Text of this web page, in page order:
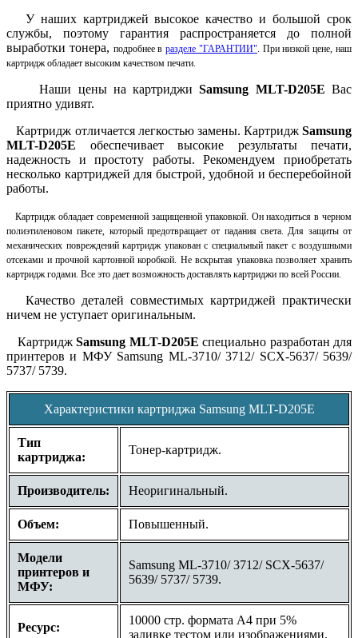
У наших картриджей высокое качество и большой срок
службы, поэтому гарантия распространяется до полной
выработки тонера, подробнее вразделе "ГАРАНТИИ". При низкой цене, наш
картридж обладает высоким качеством печати.
Наши цены на картриджиSamsung MLT-D205E Вас
приятно удивят.
Картридж отличается легкостью замены. Картридж Samsung
MLT-D205E обеспечивает высокие результаты печати,
надежность и простоту работы. Рекомендуем приобретать
несколько картриджей для быстрой, удобной и бесперебойной
работы.
Картридж обладает современной защищенной упаковкой. Он находиться в черном
полиэтиленовом пакете, который предотвращает от падания света. Для защиты от
механических повреждений картридж упакован с специальный пакет с воздушными
отсеками и прочной картонной коробкой. Не вскрытая упаковка позволяет хранить
картридж годами. Все это дает возможность доставлять картриджи по всей России.
Качество деталей совместимых картриджей практически
ничем не уступает оригинальным.
Картридж Samsung MLT-D205E специально разработан для
принтеров и МФУ Samsung ML-3710/ 3712/ SCX-5637/ 5639/
5737/ 5739.
Характеристики картриджа Samsung MLT-D205E
Тип
картриджа:
Тонер-картридж.
Производитель: Неоригинальный.
Объем: Повышенный.
Модели
принтеров и
МФУ:
Samsung ML-3710/ 3712/ SCX-5637/
5639/ 5737/ 5739.
Ресурс:
10000 стр. формата A4 при 5%
заливке тестом или изображениями.